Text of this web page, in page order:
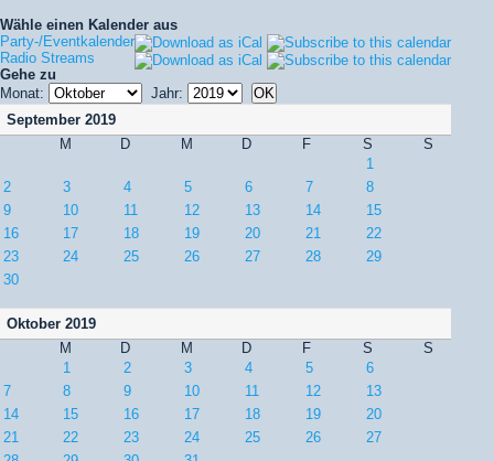
Wähle einen Kalender aus
Party-/Eventkalender
Radio Streams
Gehe zu
Monat:
Jahr:
September 2019
M
D M D F S
S
1
2
3 4 5 6 7
8
9
10 11 12 13 14
15
16
17 18 19 20 21
22
23
24 25 26 27 28
29
30
Oktober 2019
M
D M D F S
S
1
2 3 4 5
6
7
8 9 10 11 12
13
14
15 16 17 18 19
20
21
22 23 24 25 26
27